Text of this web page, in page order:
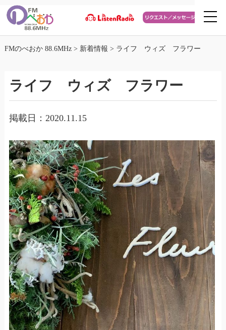
FMのべおか 88.6MHz> 新着情報 > ライフ ウィズ フラワー
ライフ ウィズ フラワー
掲載日：2020.11.15